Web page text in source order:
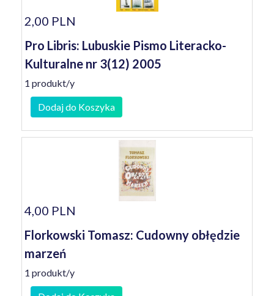
2,00 PLN
Pro Libris: Lubuskie Pismo Literacko-
Kulturalne nr 3(12) 2005
1 produkt/y
Dodaj do Koszyka
4,00 PLN
Florkowski Tomasz: Cudowny obłędzie
marzeń
1 produkt/y